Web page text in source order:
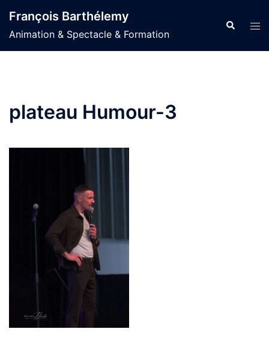
au
contenu
François Barthélemy
Animation & Spectacle & Formation
plateau Humour-3